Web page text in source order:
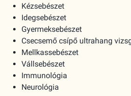
Kézsebészet
Idegsebészet
Gyermeksebészet
Csecsemő csípő ultrahang
Mellkassebészet
Vállsebészet
Immunológia
Neurológia